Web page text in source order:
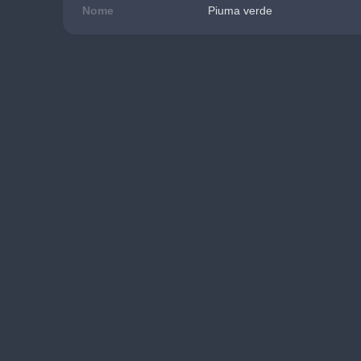
Nome Piuma verde